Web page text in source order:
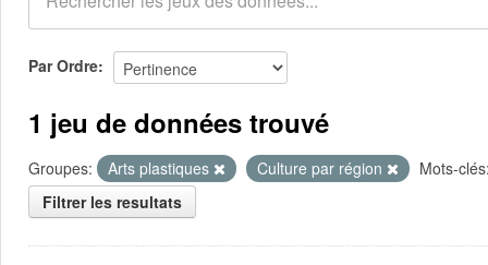
Demandes 0
À propos
Par Ordre
1 jeu de données trouvé
Groupes: Arts plastiques Culture par région
Mots-
Filtrer les resultats